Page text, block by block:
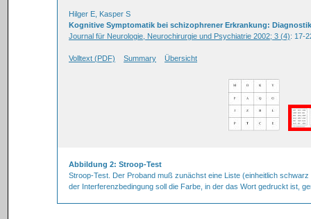
Hilger E, Kasper S
Kognitive Symptomatik bei schizophrener Erkrankung:
Journal für Neurologie, Neurochirurgie und Psychiatrie 2002; 3 (4): 17-
Volltext (PDF) Summary Übersicht
Abbildung 2: Stroop-Test
Stroop-Test. Der Proband muß zunächst eine Liste (einheitlich
der Interferenzbedingung soll die Farbe, in der das Wort gedruckt ist,